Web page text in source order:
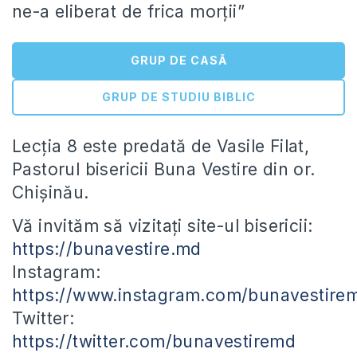
ne-a eliberat de frica morții”
GRUP DE CASĂ
GRUP DE STUDIU BIBLIC
Lecția 8 este predată de Vasile Filat,
Pastorul bisericii Buna Vestire din or.
Chișinău.
Vă invităm să vizitați site-ul bisericii:
https://bunavestire.md
Instagram:
https://www.instagram.com/
Twitter:
https://twitter.com/bunavestiremd